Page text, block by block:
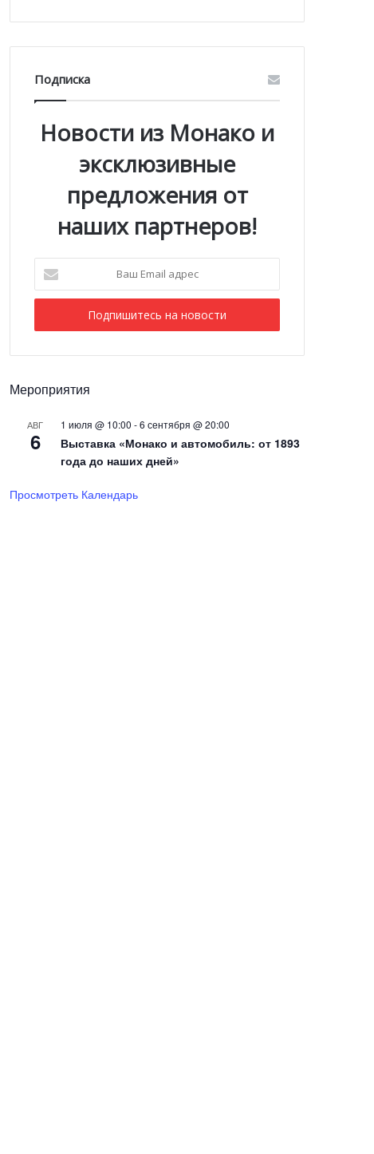
Подписка
Новости из Монако и
эксклюзивные
предложения от
наших партнеров!
Email
адрес
Мероприятия
АВГ
6
1 июля @ 10:00 -6 сентября @ 20:00
Выставка «Монако и автомобиль: от 1893
года до наших дней»
Просмотреть Календарь